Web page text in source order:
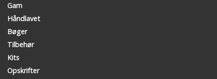
Garn
Håndlavet
Bøger
Tilbehør
Kits
Opskrifter